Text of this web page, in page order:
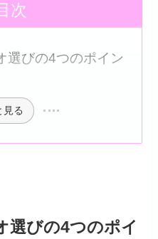
次
選びの4つのポイン
見る
選びの4つのポイ